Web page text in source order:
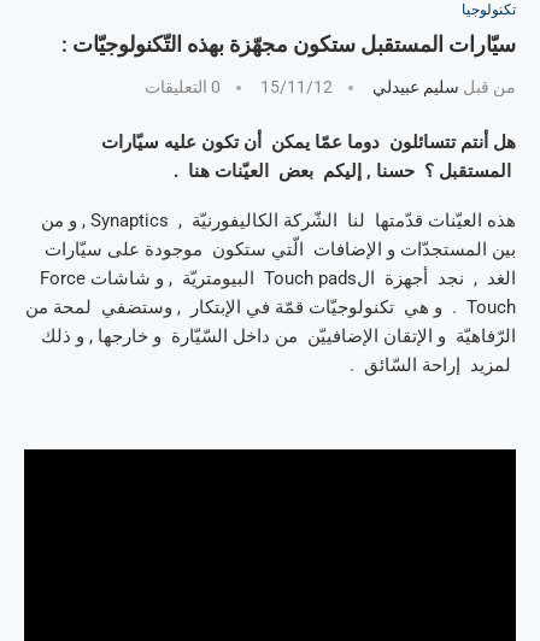
تكنولوجيا
سيّارات المستقبل ستكون مجهّزة بهذه التّكنولوجيّات :
من قبل سليم عبيدلي 15/11/12 0 التعليقات
هل أنتم تتسائلون دوما عمّا يمكن أن تكون عليه سيّارات
المستقبل ؟ حسنا , إليكم بعض العيّنات هنا .
هذه العيّنات قدّمتها لنا الشّركة الكاليفورنيّة , Synaptics , و من
بين المستجدّات و الإضافات الّتي ستكون موجودة على سيّارات
الغد , نجد أجهزة الTouch pads البيومتريّة , و شاشات Force
Touch . و هي تكنولوجيّات قمّة في الإبتكار , وستضفي لمحة من
الرّفاهيّة و الإتقان الإضافييّن من داخل السّيّارة و خارجها , و ذلك
لمزيد إراحة السّائق .